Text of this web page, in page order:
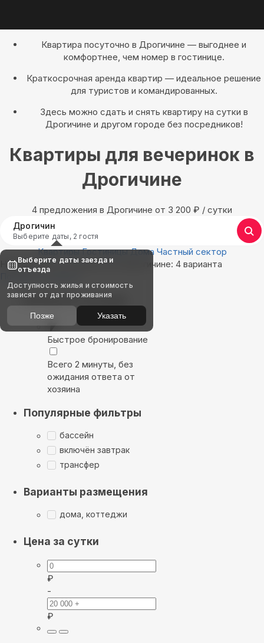
Квартира посуточно в Дрогичине — выгоднее и
комфортнее, чем номер в гостинице.
Краткосрочная аренда квартир — идеальное решение
для туристов и командированных.
Здесь можно сдать и снять квартиру на сутки в
Дрогичине и другом городе без посредников!
Квартиры для вечеринок в
Дрогичине
4 предложения в Дрогичине oт 3 200 ₽ / сутки
Дрогичин
Выберите даты, 2 гостя
Квартиры Гостиницы Дома Частный сектор
Найдём, где остановиться в Дрогичине: 4 варианта
Показать на карте
Выбирайте лучшее
Быстрое бронирование
Всего 2 минуты, без
ожидания ответа от
хозяина
Популярные фильтры
бассейн
включён завтрак
трансфер
Варианты размещения
дома, коттеджи
Цена за сутки
₽
-
₽
Выберите даты заезда и
отъезда
Доступность жилья и стоимость
зависят от дат проживания
Позже Указать